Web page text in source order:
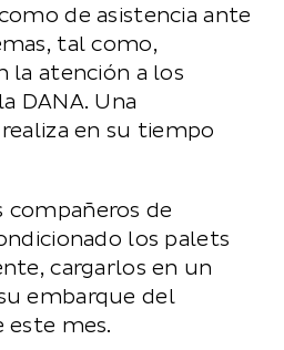
de asistencia ante
tal como,
la atención a los
DANA. Una
en su tiempo
compañeros de
los palets
cargarlos en un
embarque del
este mes.